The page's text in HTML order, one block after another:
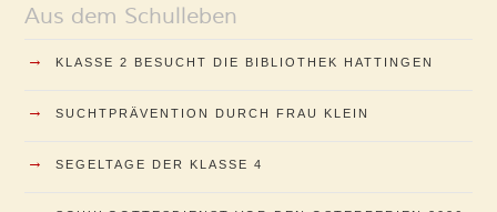
Aus dem Schulleben
→ KLASSE 2 BESUCHT DIE BIBLIOTHEK HATTINGEN
→ SUCHTPRÄVENTION DURCH FRAU KLEIN
→ SEGELTAGE DER KLASSE 4